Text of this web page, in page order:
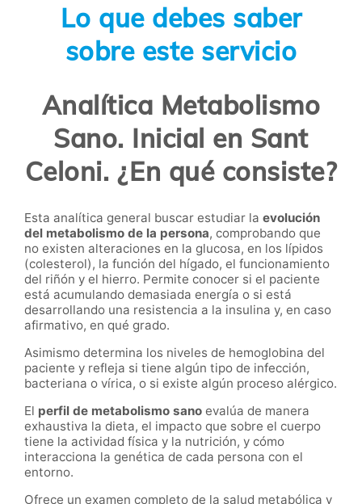
Lo que debes saber
sobre este servicio
Analítica Metabolismo
Sano. Inicial en Sant
Celoni. ¿En qué consiste?
Esta analítica general buscar estudiar la evolución
del metabolismo de la persona, comprobando que
no existen alteraciones en la glucosa, en los lípidos
(colesterol), la función del hígado, el funcionamiento
del riñón y el hierro. Permite conocer si el paciente
está acumulando demasiada energía o si está
desarrollando una resistencia a la insulina y, en caso
afirmativo, en qué grado.
Asimismo determina los niveles de hemoglobina del
paciente y refleja si tiene algún tipo de infección,
bacteriana o vírica, o si existe algún proceso alérgico.
El perfil de metabolismo sano evalúa de manera
exhaustiva la dieta, el impacto que sobre el cuerpo
tiene la actividad física y la nutrición, y cómo
interacciona la genética de cada persona con el
entorno.
Ofrece un examen completo de la salud metabólica y